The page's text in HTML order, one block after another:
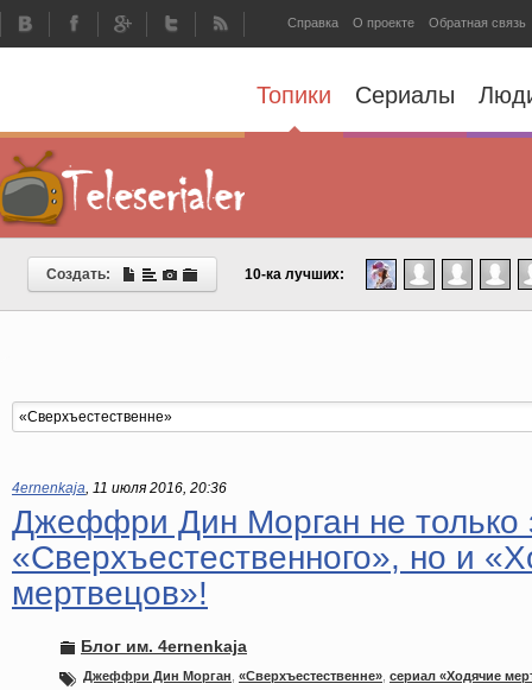
Справка О проекте Обратная связь
Топики Сериалы
Создать: 10-ка лучших:
4ernenkaja, 11 июля 2016, 20:36
Джеффри Дин Морган не только
«Сверхъестественного», но и
мертвецов»!
Блог им. 4ernenkaja
Джеффри Дин Морган «Сверхъестественне» сериал «Ходячие